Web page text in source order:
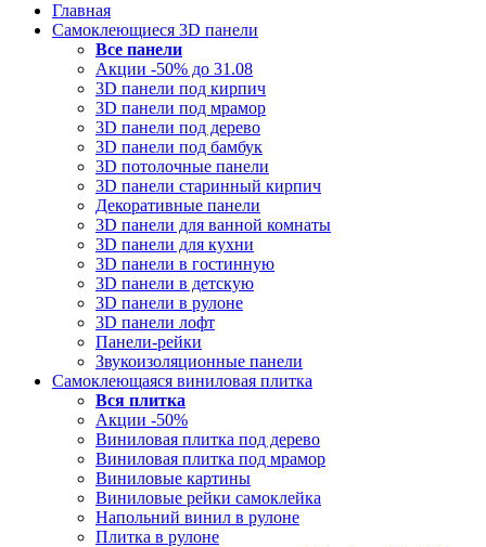
Главная
Самоклеющиеся 3D панели
Все панели
Акции -50% до 31.08
3D панели под кирпич
3D панели под мрамор
3D панели под дерево
3D панели под бамбук
3D потолочные панели
3D панели старинный кирпич
Декоративные панели
3D панели для ванной комнаты
3D панели для кухни
3D панели в гостинную
3D панели в детскую
3D панели в рулоне
3D панели лофт
Панели-рейки
Звукоизоляционные панели
Самоклеющаяся виниловая плитка
Вся плитка
Акции -50%
Виниловая плитка под дерево
Виниловая плитка под мрамор
Виниловые картины
Виниловые рейки самоклейка
Напольний винил в рулоне
Плитка в рулоне